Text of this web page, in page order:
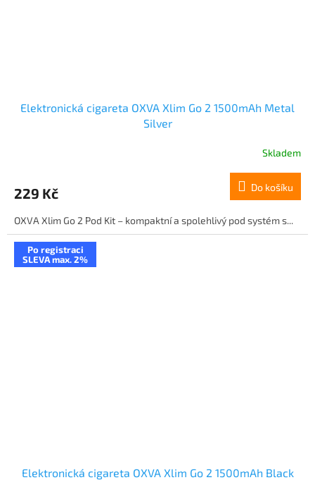
Elektronická cigareta OXVA Xlim Go 2 1500mAh Metal
Silver
Skladem
229 Kč Do košíku
OXVA Xlim Go 2 Pod Kit – kompaktní a spolehlivý pod systém s...
Po registraci
SLEVA max. 2%
Elektronická cigareta OXVA Xlim Go 2 1500mAh Black